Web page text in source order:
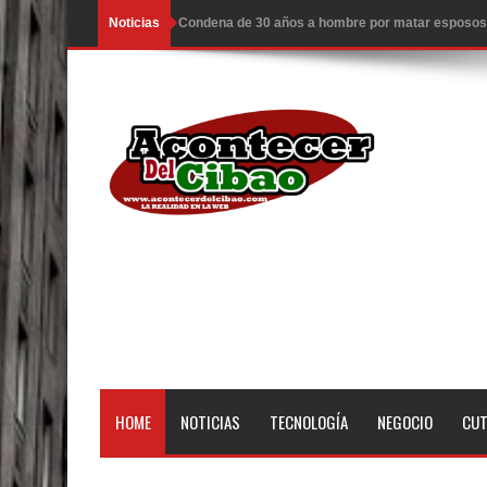
Noticias Condena de 30 años a hombre por matar
EDENORTE invierte más de 640 millones en siete
EE.UU. hace nuevos ataques a Irán; hay 3
Llegan a R. Dominicana otros 50 deportados por
Congreso estudia ley da poder al Estado para
EEUU: Tres muertos y cuatro heridos por tiroteo
Heridos y edificios colapsados tras terremoto de
HOME NOTICIAS TECNOLOGÍA NEGOCIO